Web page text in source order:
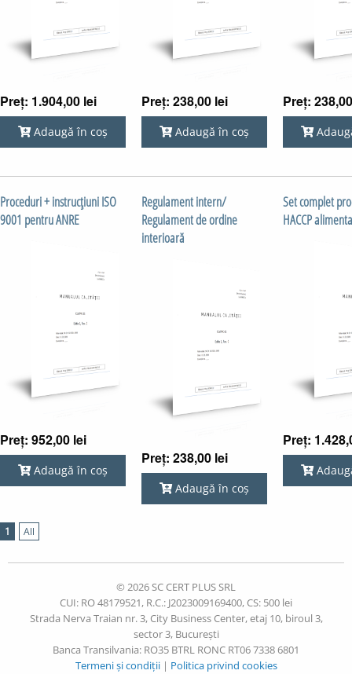
Preț: 1.904,00 lei
Adaugă în coș
Preț: 238,00 lei
Adaugă în coș
Preț:
Proceduri + instrucţiuni ISO
9001 pentru ANRE
Preț: 952,00 lei
Adaugă în coș
Regulament intern/
Regulament de ordine
interioară
Preț: 238,00 lei
Adaugă în coș
Set complet
HACCP
Preț:
1 All
© 2026 SC CERT PLUS SRL
CUI: RO 48179521, R.C.: J2023009169400, CS: 500 lei
Strada Nerva Traian nr. 3, City Business Center, etaj 10, biroul 3,
sector 3, București
Banca Transilvania: RO35 BTRL RONC RT06 7338 6801
Termeni și condiții| Politica privind cookies